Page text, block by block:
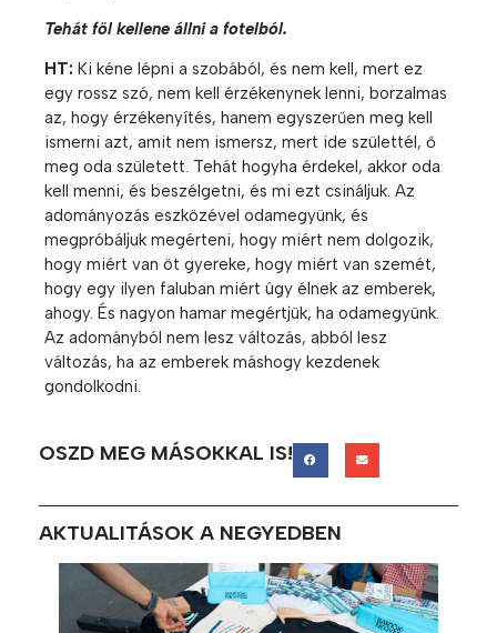
Tehát föl kellene állni a fotelból.
HT: Ki kéne lépni a szobából, és nem kell, mert ez
egy rossz szó, nem kell érzékenynek lenni, borzalmas
az, hogy érzékenyítés, hanem egyszerűen meg kell
ismerni azt, amit nem ismersz, mert ide születtél, ő
meg oda született. Tehát hogyha érdekel, akkor oda
kell menni, és beszélgetni, és mi ezt csináljuk. Az
adományozás eszközével odamegyünk, és
megpróbáljuk megérteni, hogy miért nem dolgozik,
hogy miért van öt gyereke, hogy miért van szemét,
hogy egy ilyen faluban miért úgy élnek az emberek,
ahogy. És nagyon hamar megértjük, ha odamegyünk.
Az adományból nem lesz változás, abból lesz
változás, ha az emberek máshogy kezdenek
gondolkodni.
OSZD MEG MÁSOKKAL IS!
AKTUALITÁSOK A NEGYEDBEN